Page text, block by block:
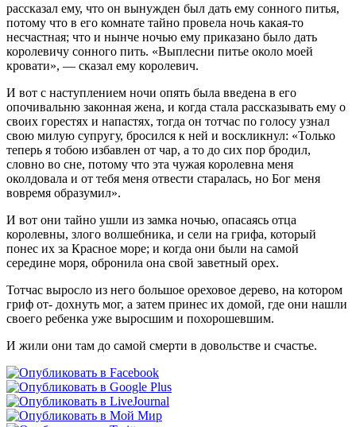
рассказал ему, что он вынужден был дать ему сонного питья,
потому что в его комнате тайно провела ночь какая-то
несчастная; что и нынче ночью ему приказано было дать
королевичу сонного пить. «Выплесни питье около моей
кровати», — сказал ему королевич.
И вот с наступлением ночи опять была введена в его
опочивальню законная жена, и когда стала рассказывать ему о
своих горестях и напастях, тогда он тотчас по голосу узнал
свою милую супругу, бросился к ней и воскликнул: «Только
теперь я тобою избавлен от чар, а то до сих пор бродил,
словно во сне, потому что эта чужая королевна меня
околдовала и от тебя меня отвести старалась, но Бог меня
вовремя образумил».
И вот они тайно ушли из замка ночью, опасаясь отца
королевны, злого волшебника, и сели на грифа, который
понес их за Красное море; и когда они были на самой
середине моря, обронила она свой заветный орех.
Тотчас выросло из него большое ореховое дерево, на котором
гриф от- дохнуть мог, а затем принес их домой, где они нашли
своего ребенка уже выросшим и похорошевшим.
И жили они там до самой смерти в довольстве и счастье.